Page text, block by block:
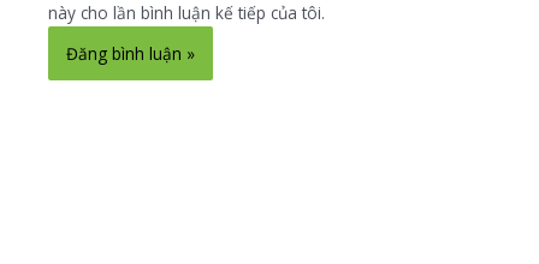
này cho lần bình luận kế tiếp của tôi.